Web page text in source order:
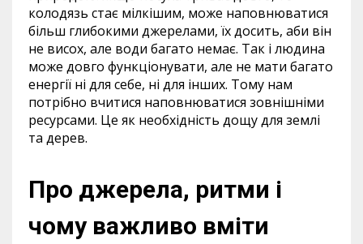
колодязь стає мілкішим, може наповнюватися
більш глибокими джерелами, їх досить, аби він
не висох, але води багато немає. Так і людина
може довго функціонувати, але не мати багато
енергії ні для себе, ні для інших. Тому нам
потрібно вчитися наповнюватися зовнішніми
ресурсами. Це як необхідність дощу для землі
та дерев.
Про джерела, ритми і
чому важливо вміти